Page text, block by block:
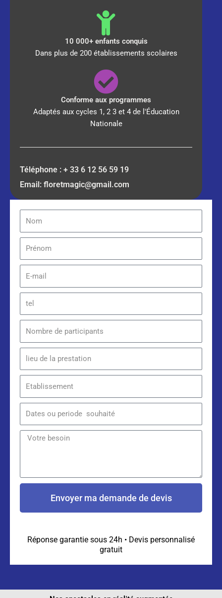
10 000+ enfants conquis
Dans plus de 200 établissements scolaires
Conforme aux programmes
Adaptés aux cycles 1, 2 3 et 4 de l'Éducation
Nationale
Téléphone : + 33 6 12 56 59 19
Email: floretmagic@gmail.com
Téléphone
participants
Lieu
la
prestation
periode
Message
Envoyer ma demande de devis
Réponse garantie sous 24h • Devis personnalisé
gratuit